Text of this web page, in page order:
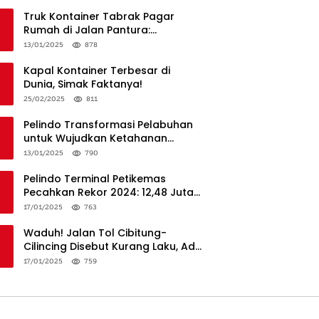
Truk Kontainer Tabrak Pagar
Rumah di Jalan Pantura:
Kronologi dan Langkah
13/01/2025 878
Kapal Kontainer Terbesar di
Dunia, Simak Faktanya!
25/02/2025 811
Pelindo Transformasi Pelabuhan
untuk Wujudkan Ketahanan
Logistik dan Daya Saing Global
13/01/2025 790
Pelindo Terminal Petikemas
Pecahkan Rekor 2024: 12,48 Juta
TEUs, Bukti Keunggulan Logistik
17/01/2025 763
Waduh! Jalan Tol Cibitung-
Cilincing Disebut Kurang Laku, Ada
Apa?
17/01/2025 759